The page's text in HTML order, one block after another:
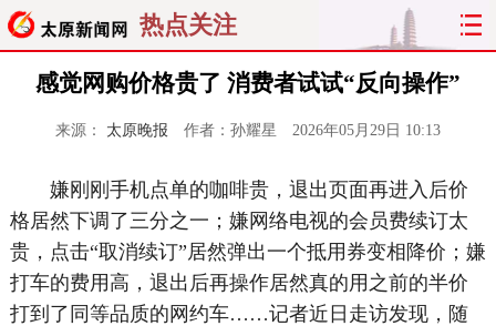
热点关注
感觉网购价格贵了 消费者试试“反向操作”
来源： 太原晚报 作者：孙耀星 2026年05月29日 10:13
嫌刚刚手机点单的咖啡贵，退出页面再进入后价
格居然下调了三分之一；嫌网络电视的会员费续订太
贵，点击“取消续订”居然弹出一个抵用券变相降价；嫌
打车的费用高，退出后再操作居然真的用之前的半价
打到了同等品质的网约车……记者近日走访发现，随